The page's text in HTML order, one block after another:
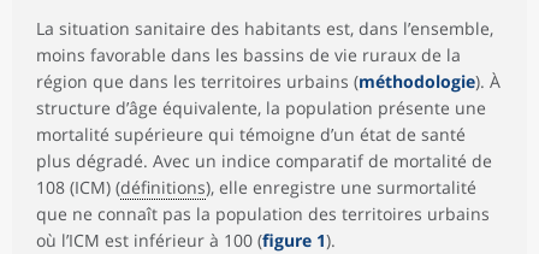
La situation sanitaire des habitants est, dans l’ensemble,
moins favorable dans les bassins de vie ruraux de la
région que dans les territoires urbains (méthodologie). À
structure d’âge équivalente, la population présente une
mortalité supérieure qui témoigne d’un état de santé
plus dégradé. Avec un indice comparatif de mortalité de
108 (ICM) (définitions), elle enregistre une surmortalité
que ne connaît pas la population des territoires urbains
où l’ICM est inférieur à 100 (figure 1).